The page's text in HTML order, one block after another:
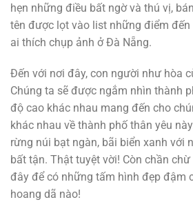
hẹn những điều bất ngờ và thú vị,
tên được lọt vào list những điểm
ai thích chụp ảnh ở Đà Nẵng.
Đến với nơi đây, con người như hòa
Chúng ta sẽ được ngắm nhìn thành
độ cao khác nhau mang đến cho
khác nhau về thành phố thân yêu
rừng núi bạt ngàn, bãi biển xanh với
bất tận. Thật tuyệt vời! Còn chần
đây để có những tấm hình đẹp đậm
hoang dã nào!